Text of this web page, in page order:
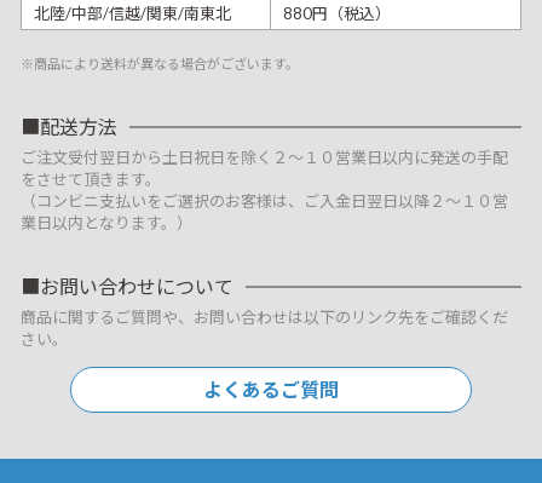
北陸/中部/信越/関東/南東北
880円（税込）
※商品により送料が異なる場合がございます。
配送方法
ご注文受付翌日から土日祝日を除く２～１０営業日以内に発送の手配
をさせて頂きます。
（コンビニ支払いをご選択のお客様は、ご入金日翌日以降２～１０営
業日以内となります。）
お問い合わせについて
商品に関するご質問や、お問い合わせは以下のリンク先をご確認くだ
さい。
よくあるご質問